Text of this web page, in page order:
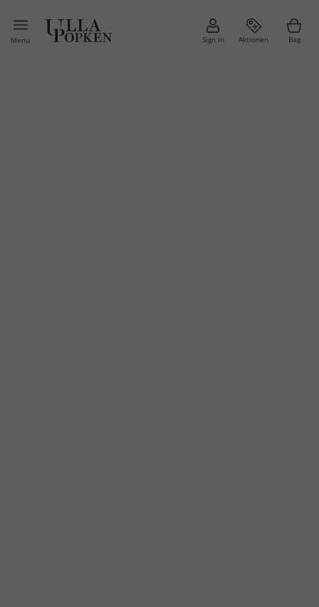
Menu Sign in Aktionen Bag